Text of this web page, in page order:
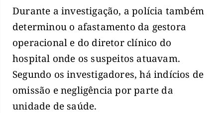
Durante a investigação, a polícia também
determinou o afastamento da gestora
operacional e do diretor clínico do
hospital onde os suspeitos atuavam.
Segundo os investigadores, há indícios de
omissão e negligência por parte da
unidade de saúde.